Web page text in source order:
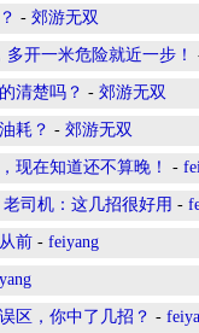
- 郊游无双
开一米危险就近一步！
清楚吗？ - 郊游无双
耗？ - 郊游无双
现在知道还不算晚！ -
司机：这几招很好用 -
前 - feiyang
区，你中了几招？ -